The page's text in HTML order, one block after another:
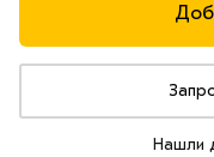
Нашли